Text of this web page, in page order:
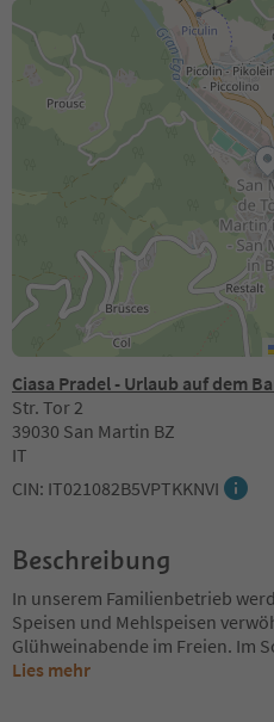
Ciasa Pradel - Urlaub auf dem
Str. Tor 2
39030 San Martin BZ
IT
CIN: IT021082B5VPTKKNVI
Beschreibung
In unserem Familienbetrieb
Speisen und Mehlspeisen
Glühweinabende im Freien. Im
Lies mehr